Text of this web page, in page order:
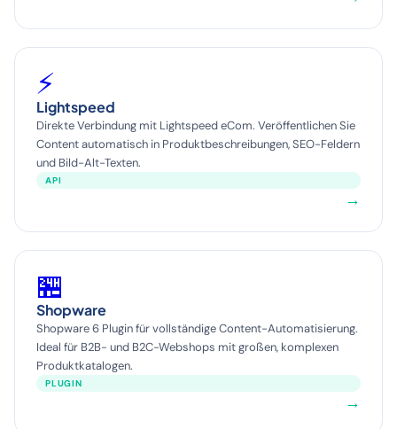
⚡
Lightspeed
Direkte Verbindung mit Lightspeed eCom. Veröffentlichen Sie
Content automatisch in Produktbeschreibungen, SEO-Feldern
und Bild-Alt-Texten.
API
→
🏪
Shopware
Shopware 6 Plugin für vollständige Content-Automatisierung.
Ideal für B2B- und B2C-Webshops mit großen, komplexen
Produktkatalogen.
PLUGIN
→